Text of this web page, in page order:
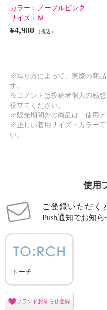
カラー：
ノーブルピンク
サイズ： Ｍ
¥4,980 （税込）
※写り方によって、実際の商
す。
※コメントは投稿者個人の感
役立てください。
※販売期間外の商品は、使用ア
※正しい着用サイズ・カラー
い。
使用
ご登録いただく
Push通知でお知ら
トーチ
ブランドお知らせ登録